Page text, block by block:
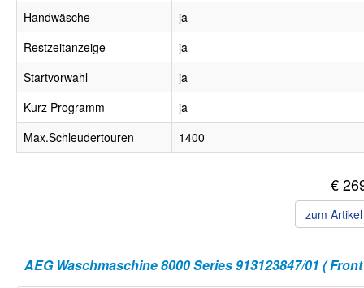
Handwäsche
ja
Restzeitanzeige
ja
Startvorwahl
ja
Kurz Programm
ja
Max.Schleudertouren
1400
€
zum